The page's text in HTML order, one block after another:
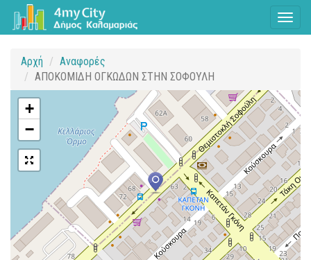
Αρχή
Αναφορές
ΑΠΟΚΟΜΙΔΗ ΟΓΚΩΔΩΝ ΣΤΗΝ ΣΟΦΟΥΛΗ
+
−